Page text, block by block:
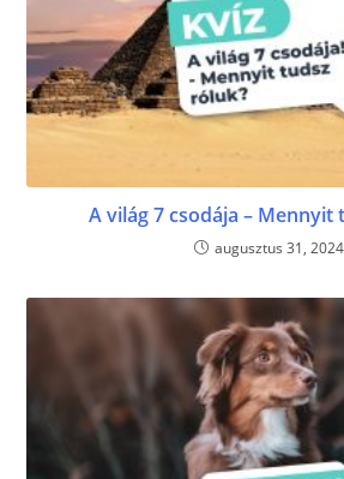
A világ 7 csodája – Mennyit
augusztus 31, 2024